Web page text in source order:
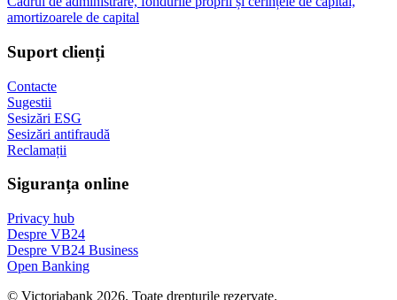
amortizoarele de capital
Suport clienți
Contacte
Sugestii
Sesizări ESG
Sesizări antifraudă
Reclamații
Siguranța online
Privacy hub
Despre VB24
Despre VB24 Business
Open Banking
© Victoriabank 2026. Toate drepturile rezervate.